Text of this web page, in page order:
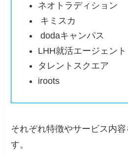
ネオトラディション
キミスカ
dodaキャンパス
LHH就活エージェント
タレントスクエア
iroots
それぞれ特徴やサービス内
す。